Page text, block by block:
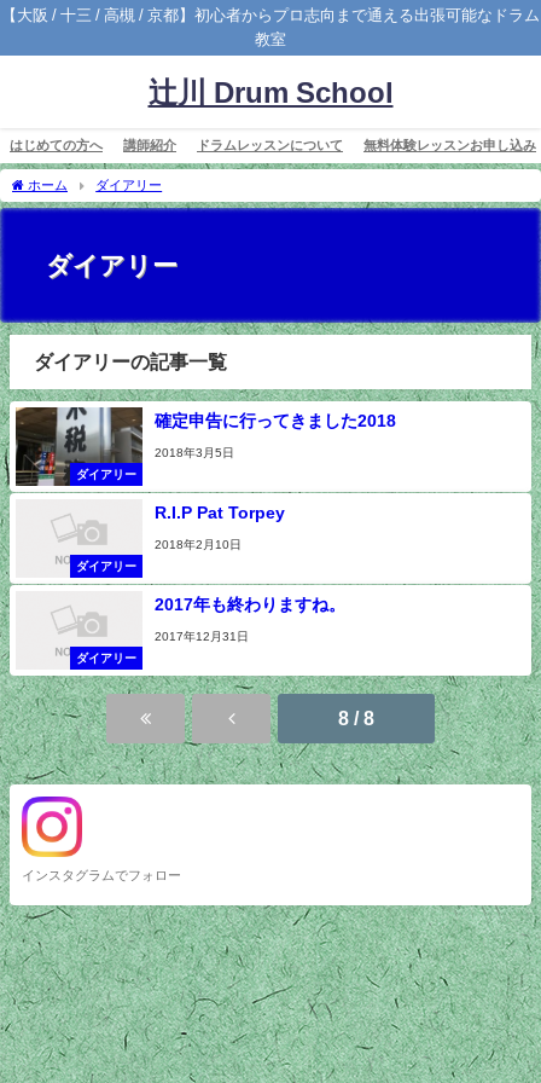
【大阪 / 十三 / 高槻 / 京都】初心者からプロ志向まで通える出張可能なドラム
教室
辻川 Drum School
はじめての方へ 講師紹介 ドラムレッスンについて 無料体験レッスンお申し込み
ホーム ダイアリー
ダイアリー
ダイアリーの記事一覧
ダイアリー
確定申告に行ってきました2018
2018年3月5日
ダイアリー
R.I.P Pat Torpey
2018年2月10日
ダイアリー
2017年も終わりますね。
2017年12月31日
8 / 8
インスタグラムでフォロー